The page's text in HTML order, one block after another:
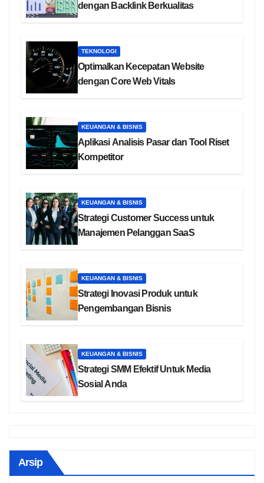
dengan Backlink Berkualitas
TEKNOLOGI
Optimalkan Kecepatan Website
dengan Core Web Vitals
KEUANGAN & BISNIS
Aplikasi Analisis Pasar dan Tool Riset
Kompetitor
KEUANGAN & BISNIS
Strategi Customer Success untuk
Manajemen Pelanggan SaaS
KEUANGAN & BISNIS
Strategi Inovasi Produk untuk
Pengembangan Bisnis
KEUANGAN & BISNIS
Strategi SMM Efektif Untuk Media
Sosial Anda
Arsip